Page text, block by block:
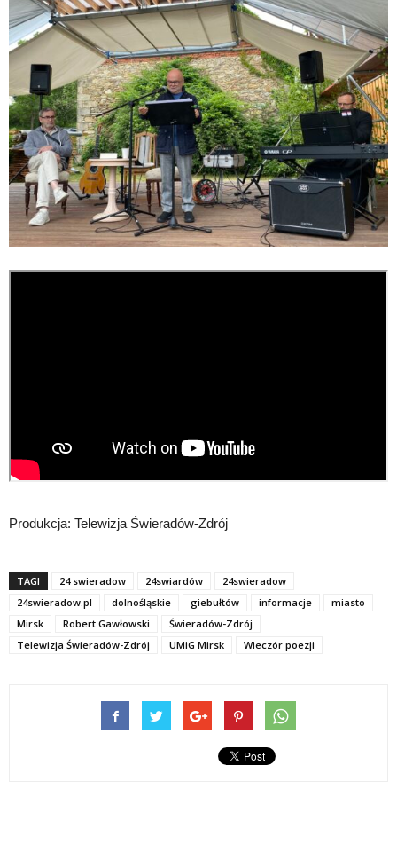
Produkcja: Telewizja Świeradów-Zdrój
TAGI 24 swieradow 24swiardów
24swieradow
24swieradow.pl
dolnośląskie giebułtów informacje
miasto
Mirsk
Robert Gawłowski
Świeradów-Zdrój
Telewizja Świeradów-Zdrój
UMiG Mirsk Wieczór poezji